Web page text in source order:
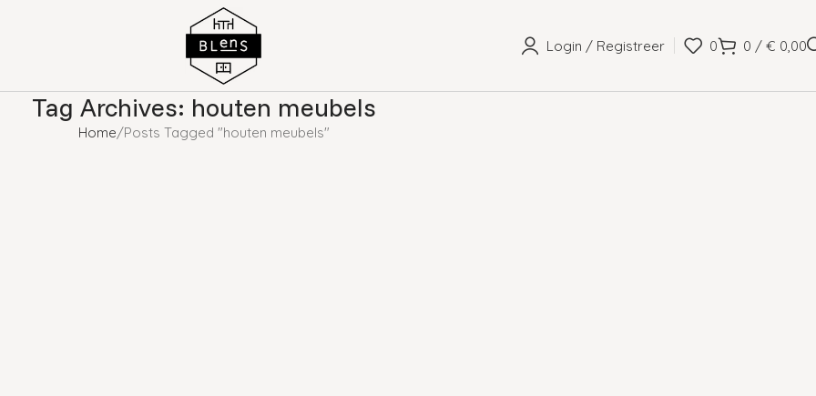
Login / Registreer 0 0 / € 0,00
Tag Archives: houten meubels
Home Posts Tagged "houten meubels"